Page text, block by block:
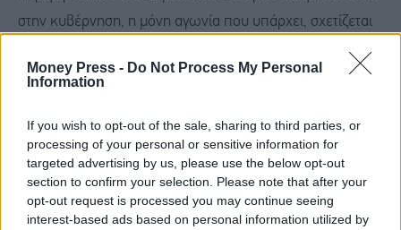
Money Press - Do Not Process My Personal
Information
If you wish to opt-out of the sale, sharing to third parties, or
processing of your personal or sensitive information for
targeted advertising by us, please use the below opt-out
section to confirm your selection. Please note that after your
opt-out request is processed you may continue seeing
interest-based ads based on personal information utilized by
στην κυβέρνηση, η μόνη αγωνία που υπάρχει, σχετίζεται
υποψήφιοι, τους οποίους υποστηρίζει στις 13 Περιφέρειες
Είτε με τον έναν είτε με τον άλλον τρόπο, η Νέα
Δημοκρατία θα αποτελεί τον μεγάλο νικητή των
επικείμενων εκλογών, αλλά αυτό δεν πρόκειται να γίνει